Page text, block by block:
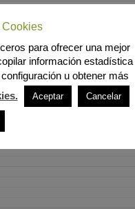
para ofrecer una mejor
información estadística
u obtener más
Aceptar Cancelar